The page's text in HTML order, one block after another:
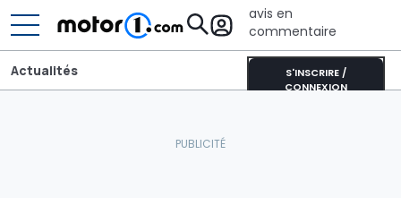
avis en
commentaire
S'INSCRIRE /
CONNEXION
Actualités